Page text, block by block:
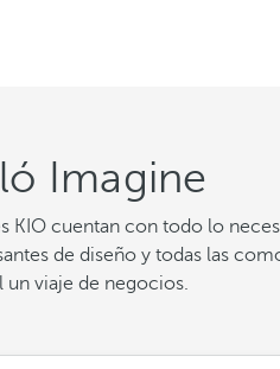
Imagine
KIO cuentan con todo lo
de diseño y todas las
un viaje de negocios.